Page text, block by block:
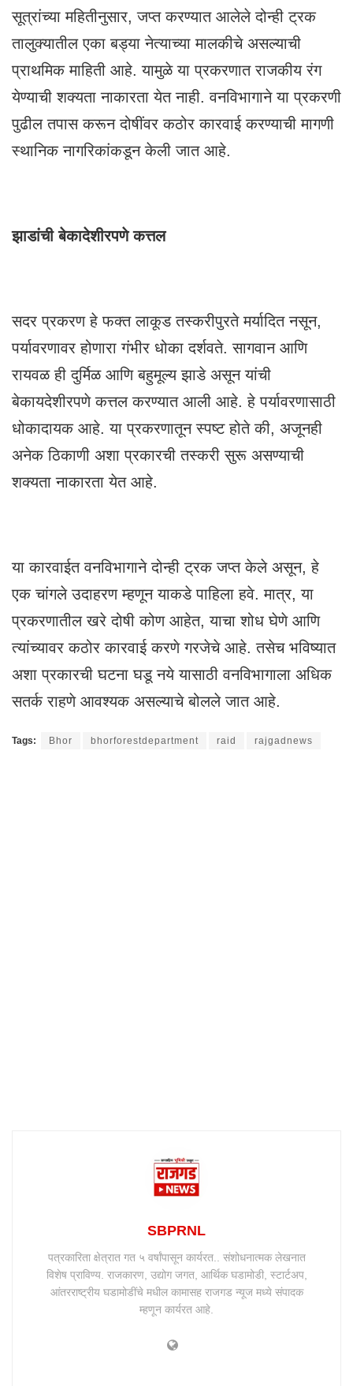
सूत्रांच्या महितीनुसार, जप्त करण्यात आलेले दोन्ही ट्रक
तालुक्यातील एका बड्या नेत्याच्या मालकीचे असल्याची
प्राथमिक माहिती आहे. यामुळे या प्रकरणात राजकीय रंग
येण्याची शक्यता नाकारता येत नाही. वनविभागाने या प्रकरणी
पुढील तपास करून दोषींवर कठोर कारवाई करण्याची मागणी
स्थानिक नागरिकांकडून केली जात आहे.
झाडांची बेकादेशीरपणे कत्तल
सदर प्रकरण हे फक्त लाकूड तस्करीपुरते मर्यादित नसून,
पर्यावरणावर होणारा गंभीर धोका दर्शवते. सागवान आणि
रायवळ ही दुर्मिळ आणि बहुमूल्य झाडे असून यांची
बेकायदेशीरपणे कत्तल करण्यात आली आहे. हे पर्यावरणासाठी
धोकादायक आहे. या प्रकरणातून स्पष्ट होते की, अजूनही
अनेक ठिकाणी अशा प्रकारची तस्करी सुरू असण्याची
शक्यता नाकारता येत आहे.
या कारवाईत वनविभागाने दोन्ही ट्रक जप्त केले असून, हे
एक चांगले उदाहरण म्हणून याकडे पाहिला हवे. मात्र, या
प्रकरणातील खरे दोषी कोण आहेत, याचा शोध घेणे आणि
त्यांच्यावर कठोर कारवाई करणे गरजेचे आहे. तसेच भविष्यात
अशा प्रकारची घटना घडू नये यासाठी वनविभागाला अधिक
सतर्क राहणे आवश्यक असल्याचे बोलले जात आहे.
Tags: Bhor bhorforestdepartment raid rajgadnews
SBPRNL
पत्रकारिता क्षेत्रात गत ५ वर्षांपासून कार्यरत.. संशोधनात्मक लेखनात
विशेष प्राविण्य. राजकारण, उद्योग जगत, आर्थिक घडामोडी, स्टार्टअप,
आंतरराष्ट्रीय घडामोडींचे मधील कामासह राजगड न्यूज मध्ये संपादक
म्हणून कार्यरत आहे.